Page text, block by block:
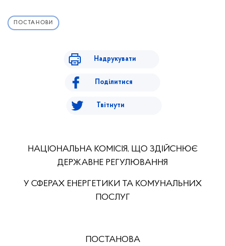
ПОСТАНОВИ
Надрукувати
Поділитися
Твітнути
НАЦІОНАЛЬНА КОМІСІЯ, ЩО ЗДІЙСНЮЄ
ДЕРЖАВНЕ РЕГУЛЮВАННЯ
У СФЕРАХ ЕНЕРГЕТИКИ ТА КОМУНАЛЬНИХ
ПОСЛУГ
ПОСТАНОВА